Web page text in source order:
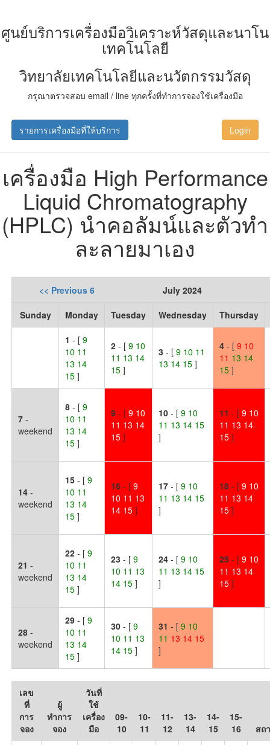
ศูนย์บริการเครื่องมือวิเคราะห์วัสดุและนาโน
เทคโนโลยี
วิทยาลัยเทคโนโลยีและนวัตกรรมวัสดุ
กรุณาตรวจสอบ email / line ทุกครั้งที่ทำการจองใช้เครื่องมือ
รายการเครื่องมือที่ให้บริการ Login
เครื่องมือ High Performance
Liquid Chromatography
(HPLC) นำคอลัมน์และตัวทำ
ละลายมาเอง
<< Previous 6 July 2024
Sunday Monday Tuesday Wednesday Thursday
1 - [9
10 11
13 14
15]
2 - [9 10
11 13 14
15]
3 - [9 10 11
13 14 15]
4 - [9 10
11 13 14
15 ]
7 -
weekend
8 - [9
10 11
13 14
15]
9 - [ 9 10
11 13 14
15]
10 - [9 10
11 13 14 15
]
11 - [ 9 10
11 13 14
15]
14 -
weekend
15 - [9
10 11
13 14
15]
16 - [ 9
10 11 13
14 15]
17 - [9 10
11 13 14 15
]
18 - [ 9 10
11 13 14
15]
21 -
weekend
22 - [9
10 11
13 14
15]
23 - [9
10 11 13
14 15]
24 - [9 10
11 13 14 15
]
25 - [ 9 10
11 13 14
15]
28 -
weekend
29 - [9
10 11
13 14
15]
30 - [9
10 11 13
14 15]
31 - [9 10
11 13 14 15
]
เลข
ที่
การ
จอง
ผู้
ทำการ
จอง
วันที่
ใช้
เครื่อง
มือ
09-
10
10-
11
11-
12
13-
14
14-
15
15-
16
สถ